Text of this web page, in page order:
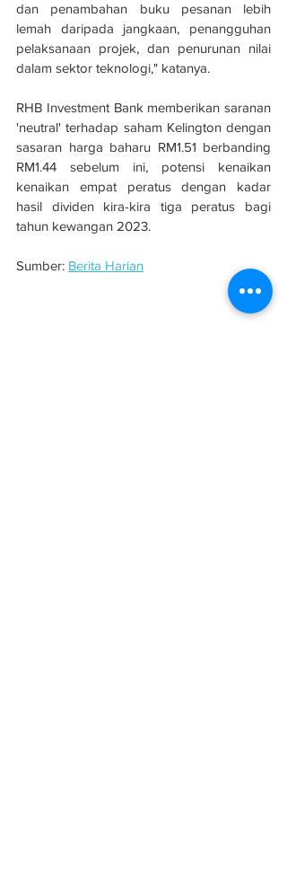
dan penambahan buku pesanan lebih
lemah daripada jangkaan, penangguhan
pelaksanaan projek, dan penurunan nilai
dalam sektor teknologi," katanya.
RHB Investment Bank memberikan saranan
'neutral' terhadap saham Kelington dengan
sasaran harga baharu RM1.51 berbanding
RM1.44 sebelum ini, potensi kenaikan
kenaikan empat peratus dengan kadar
hasil dividen kira-kira tiga peratus bagi
tahun kewangan 2023.
Sumber: Berita Harian
Kelington bakal pengeluar karbon dioksida